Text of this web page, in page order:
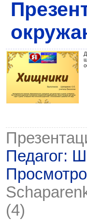
Педагог:
(4)